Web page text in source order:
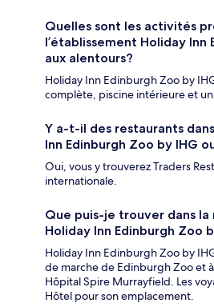
Quelles sont les activités
l’établissement Holiday Inn
aux alentours?
Holiday Inn Edinburgh Zoo by
complète, piscine intérieure et
Y a-t-il des restaurants
Inn Edinburgh Zoo by IHG
Oui, vous y trouverez Traders
internationale.
Que puis-je trouver dans
Holiday Inn Edinburgh Zoo
Holiday Inn Edinburgh Zoo by
de marche de Edinburgh Zoo et
Hôpital Spire Murrayfield. Les
Hôtel pour son emplacement.